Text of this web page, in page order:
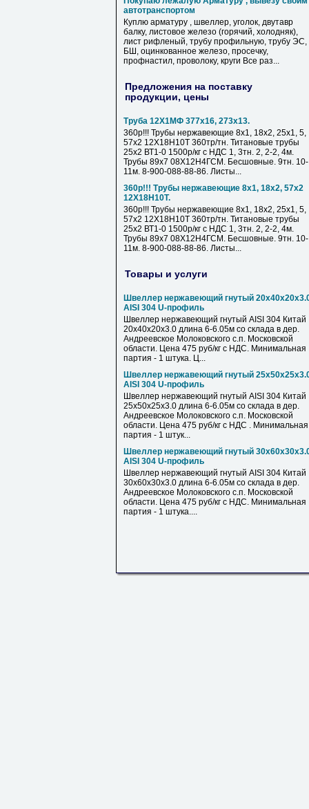
автотранспортом
Куплю арматуру , швеллер, уголок, двутавр
балку, листовое железо (горячий, холодняк),
лист рифленый, трубу профильную, трубу ЭС,
БШ, оцинкованное железо, просечку,
профнастил, проволоку, круги Все раз...
Предложения на поставку
продукции, цены
Труба 12Х1МФ 377х16, 273х13.
360р!!! Трубы нержавеющие 8х1, 18х2, 25х1, 5,
57х2 12Х18Н10Т 360тр/тн. Титановые трубы
25х2 ВТ1-0 1500р/кг с НДС 1, 3тн. 2, 2-2, 4м.
Трубы 89х7 08Х12Н4ГСМ. Бесшовные. 9тн. 10-
11м. 8-900-088-88-86. Листы...
360р!!! Трубы нержавеющие 8х1, 18х2, 57х2
12Х18Н10Т.
360р!!! Трубы нержавеющие 8х1, 18х2, 25х1, 5,
57х2 12Х18Н10Т 360тр/тн. Титановые трубы
25х2 ВТ1-0 1500р/кг с НДС 1, 3тн. 2, 2-2, 4м.
Трубы 89х7 08Х12Н4ГСМ. Бесшовные. 9тн. 10-
11м. 8-900-088-88-86. Листы...
Товары и услуги
Швеллер нержавеющий гнутый
AISI 304 U-профиль
Швеллер нержавеющий гнутый AISI 304 Китай
20х40х20х3.0 длина 6-6.05м со склада в дер.
Андреевское Молоковского с.п. Московской
области. Цена 475 руб/кг с НДС. Минимальная
партия - 1 штука. Ц...
Швеллер нержавеющий гнутый
AISI 304 U-профиль
Швеллер нержавеющий гнутый AISI 304 Китай
25х50х25х3.0 длина 6-6.05м со склада в дер.
Андреевское Молоковского с.п. Московской
области. Цена 475 руб/кг с НДС . Минимальная
партия - 1 штук...
Швеллер нержавеющий гнутый
AISI 304 U-профиль
Швеллер нержавеющий гнутый AISI 304 Китай
30х60х30х3.0 длина 6-6.05м со склада в дер.
Андреевское Молоковского с.п. Московской
области. Цена 475 руб/кг с НДС. Минимальная
партия - 1 штука....